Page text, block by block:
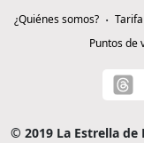
¿Quiénes somos?
Puntos de
© 2019 La Estrella de